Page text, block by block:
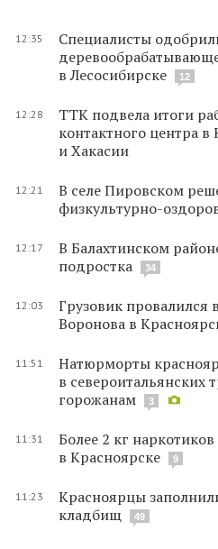
12:35
Специалисты
в Лесосибирске
12
12:28
ТТК подвела итоги
контактного центра
и Хакасии
12:21
В селе Пировском
физкультурно-
12:17
В Балахтинском
подростка
34
12:03
Грузовик
Воронова в
11:51
Натюрморты
в североитальянских
горожанам
3
11:31
Более 2 кг
в Красноярске
9
11:23
Красноярцы
кладбищ
49